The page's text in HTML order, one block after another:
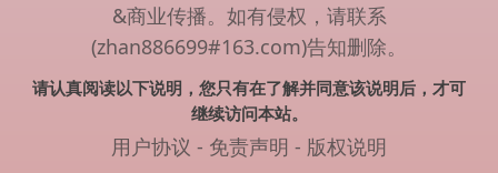
&商业传播。如有侵权，请联系
(zhan886699#163.com)告知删除。
请认真阅读以下说明，您只有在了解并同意该说明后，才可
继续访问本站。
用户协议 - 免责声明 - 版权说明